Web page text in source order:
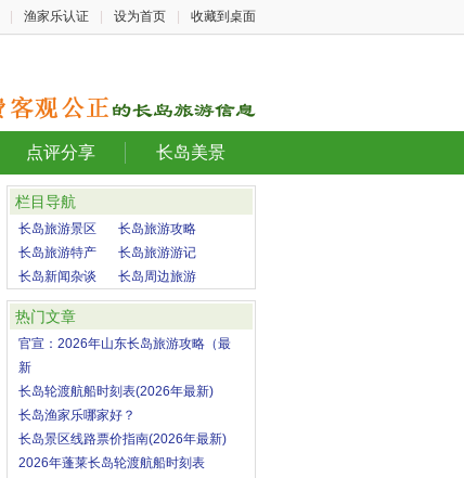
渔家乐认证 设为首页 收藏到桌面
点评分享 长岛美景
栏目导航
长岛旅游景区
长岛旅游攻略
长岛旅游特产
长岛旅游游记
长岛新闻杂谈
长岛周边旅游
热门文章
官宣：2026年山东长岛旅游攻略（最
新
长岛轮渡航船时刻表(2026年最新)
长岛渔家乐哪家好？
长岛景区线路票价指南(2026年最新)
2026年蓬莱长岛轮渡航船时刻表